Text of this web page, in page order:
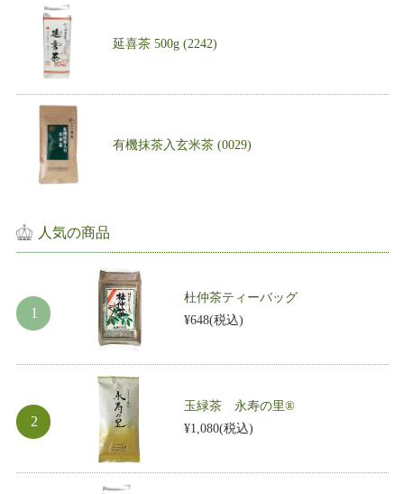
延喜茶 500g (2242)
有機抹茶入玄米茶 (0029)
人気の商品
杜仲茶ティーバッグ
¥648(税込)
玉緑茶 永寿の里®
¥1,080(税込)